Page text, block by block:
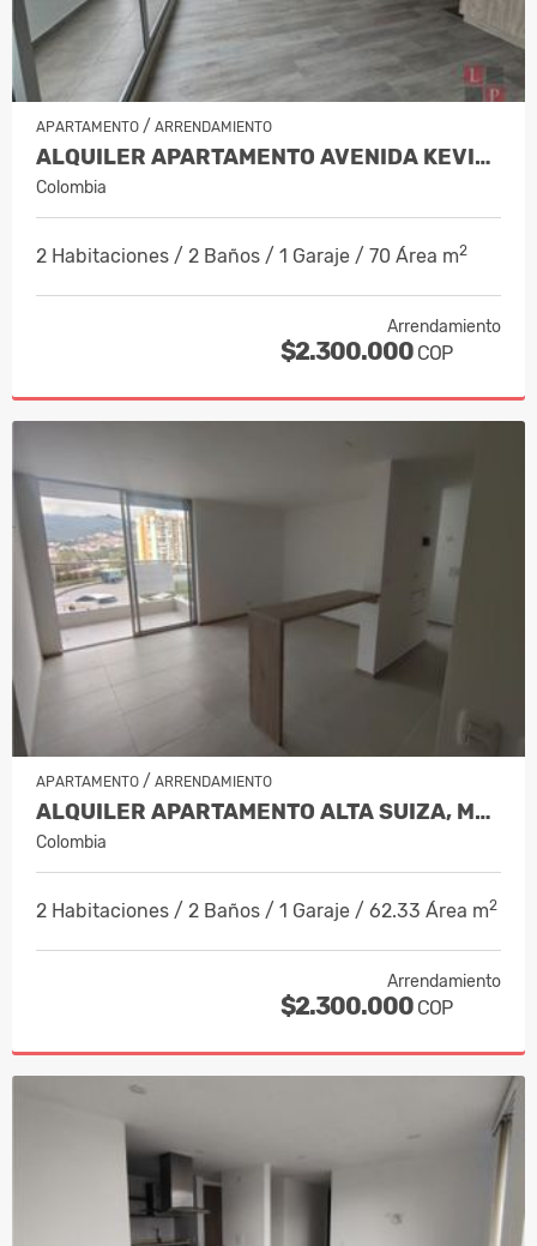
APARTAMENTO / ARRENDAMIENTO
ALQUILER APARTAMENTO AVENIDA KEVIN,…
Colombia
2 Habitaciones / 2 Baños / 1 Garaje / 70 Área m2
Arrendamiento
$2.300.000 COP
APARTAMENTO / ARRENDAMIENTO
ALQUILER APARTAMENTO ALTA SUIZA, MANI…
Colombia
2 Habitaciones / 2 Baños / 1 Garaje / 62.33 Área m2
Arrendamiento
$2.300.000 COP